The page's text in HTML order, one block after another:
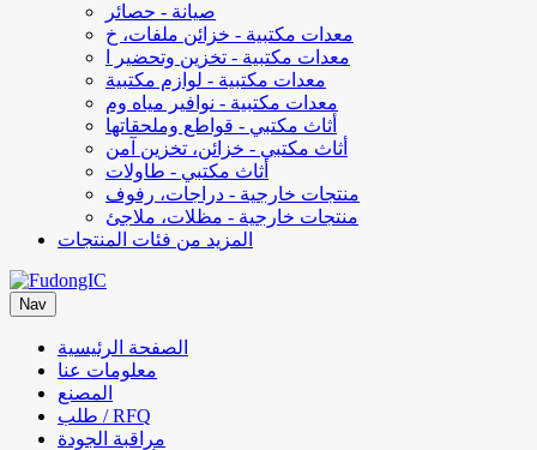
صيانة - حصائر
معدات مكتبية - خزائن ملفات، خ
معدات مكتبية - تخزين وتحضير ا
معدات مكتبية - لوازم مكتبية
معدات مكتبية - نوافير مياه وم
أثاث مكتبي - قواطع وملحقاتها
أثاث مكتبي - خزائن، تخزين آمن
أثاث مكتبي - طاولات
منتجات خارجية - دراجات، رفوف
منتجات خارجية - مظلات، ملاجئ
المزيد من فئات المنتجات
Nav
الصفحة الرئيسية
معلومات عنا
المصنع
طلب / RFQ
مراقبة الجودة